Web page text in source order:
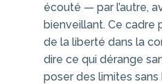
écouté — par l’autre,
bienveillant. Ce
de la liberté dans la
dire ce qui dérange
poser des limites sans